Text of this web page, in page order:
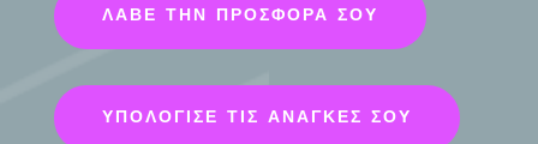
ΛΆΒΕ ΤΗΝ ΠΡΟΣΦΟΡΆ ΣΟΥ
ΥΠΟΛΌΓΙΣΕ ΤΙΣ ΑΝΆΓΚΕΣ ΣΟΥ